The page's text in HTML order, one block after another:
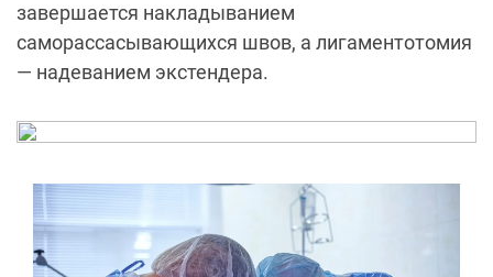
завершается накладыванием
саморассасывающихся швов, а лигаментотомия
— надеванием экстендера.